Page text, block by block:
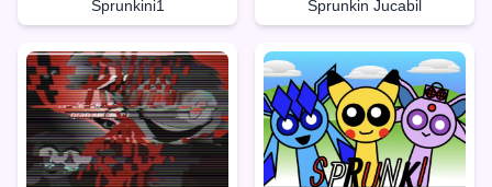
Sprunkini1 Sprunkin Jucabil